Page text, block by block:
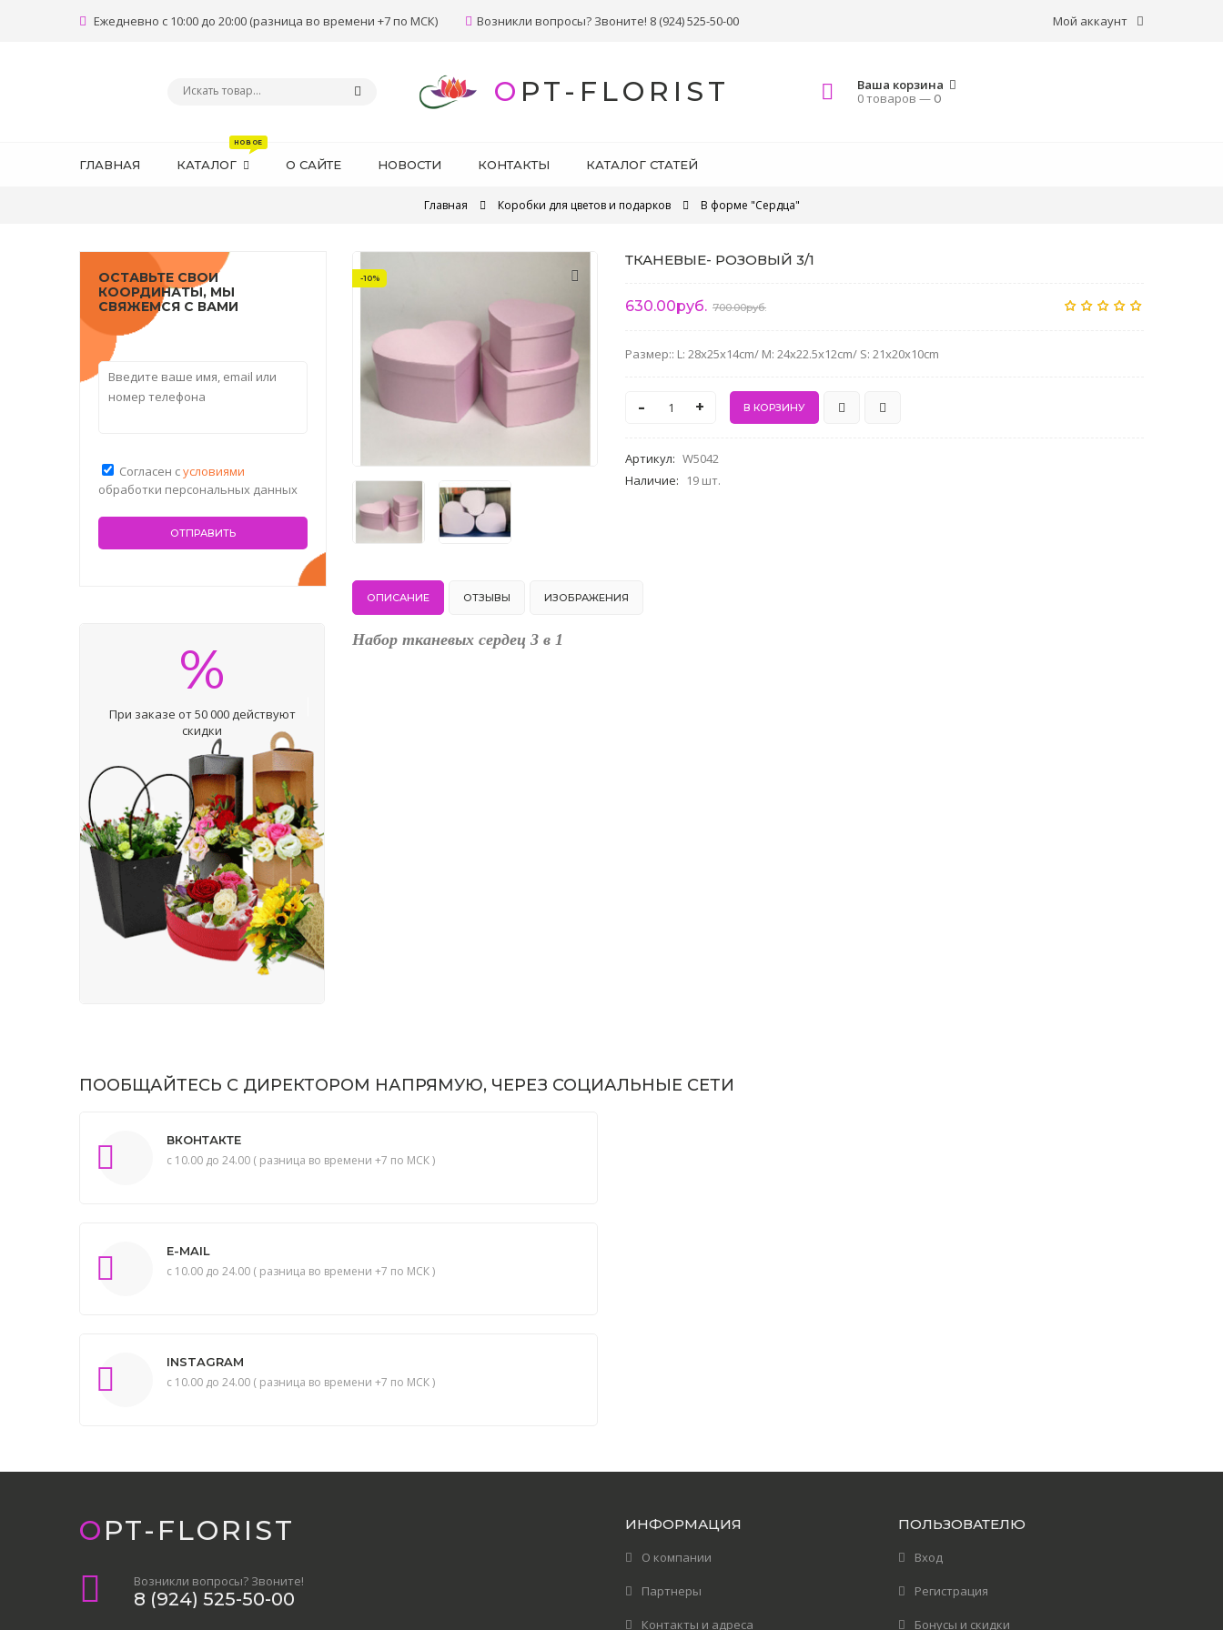
Мой аккаунт
Ежедневно с 10:00 до 20:00 (разница во времени +7 по МСК) Возникли вопросы? Звоните! 8 (924) 525-50-00
OPT-FLORIST
Ваша корзина
0 товаров —0
ГЛАВНАЯ КАТАЛОГ О САЙТЕ НОВОСТИ КОНТАКТЫ КАТАЛОГ СТАТЕЙ
Главная Коробки для цветов и подарков В форме "Сердца"
-10%
ТКАНЕВЫЕ- РОЗОВЫЙ 3/1
630.00руб. 700.00руб.
Размер:: L: 28x25x14cm/ M: 24x22.5x12cm/ S: 21x20x10cm
- +
Артикул: W5042
Наличие: 19 шт.
ОПИСАНИЕ ОТЗЫВЫ ИЗОБРАЖЕНИЯ
Набор тканевых сердец 3 в 1
ОСТАВЬТЕ СВОИ
КООРДИНАТЫ, МЫ
СВЯЖЕМСЯ С ВАМИ
Согласен сусловиями
обработки персональных данных
%
При заказе от 50 000 действуют
скидки
ПООБЩАЙТЕСЬ С ДИРЕКТОРОМ НАПРЯМУЮ, ЧЕРЕЗ СОЦИАЛЬНЫЕ СЕТИ
ВКОНТАКТЕ
с 10.00 до 24.00 ( разница во времени +7 по МСК )
E-MAIL
с 10.00 до 24.00 ( разница во времени +7 по МСК )
INSTAGRAM
с 10.00 до 24.00 ( разница во времени +7 по МСК )
OPT-FLORIST
Возникли вопросы? Звоните!
8 (924) 525-50-00
ИНФОРМАЦИЯ
О компании
Партнеры
Контакты и адреса
ПОЛЬЗОВАТЕЛЮ
Вход
Регистрация
Бонусы и скидки